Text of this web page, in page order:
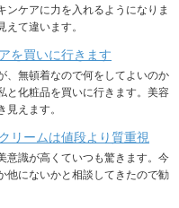
ケアに力を入れるようになりま
て違います。
を買いに行きます
、無頓着なので何をしてよいのか
と化粧品を買いに行きます。美容
えます。
リームは値段より質重視
意識が高くていつも驚きます。今
他にないかと相談してきたので勧